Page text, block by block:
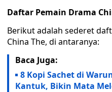
Daftar Pemain Drama
Berikut adalah sederet
China The, di antaranya:
Baca Juga:
8 Kopi Sachet di
Kantuk, Bikin Mata